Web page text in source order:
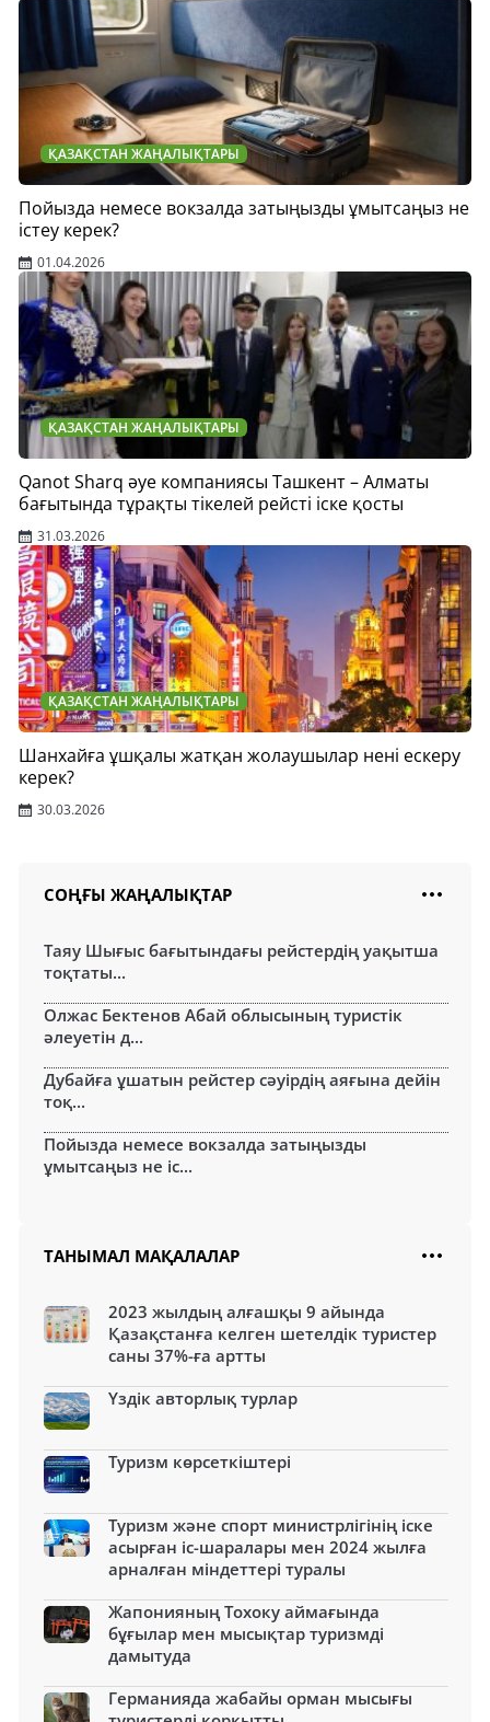
ҚАЗАҚСТАН ЖАҢАЛЫҚТАРЫ
Пойызда немесе вокзалда затыңызды ұмытсаңыз не
істеу керек?
01.04.2026
ҚАЗАҚСТАН ЖАҢАЛЫҚТАРЫ
Qanot Sharq әуе компаниясы Ташкент – Алматы
бағытында тұрақты тікелей рейсті іске қосты
31.03.2026
ҚАЗАҚСТАН ЖАҢАЛЫҚТАРЫ
Шанхайға ұшқалы жатқан жолаушылар нені ескеру
керек?
30.03.2026
СОҢҒЫ ЖАҢАЛЫҚТАР
Таяу Шығыс бағытындағы рейстердің уақытша
тоқтаты...
Олжас Бектенов Абай облысының туристік
әлеуетін д...
Дубайға ұшатын рейстер сәуірдің аяғына дейін
тоқ...
Пойызда немесе вокзалда затыңызды
ұмытсаңыз не іс...
ТАНЫМАЛ МАҚАЛАЛАР
2023 жылдың алғашқы 9 айында
Қазақстанға келген шетелдік туристер
саны 37%-ға артты
Үздік авторлық турлар
Туризм көрсеткіштері
Туризм және спорт министрлігінің іске
асырған іс-шаралары мен 2024 жылға
арналған міндеттері туралы
Жапонияның Тохоку аймағында
бұғылар мен мысықтар туризмді
дамытуда
Германияда жабайы орман мысығы